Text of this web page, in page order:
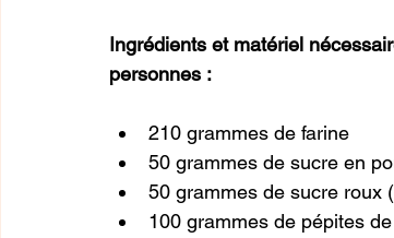
Ingrédients et matériel
personnes :
210 grammes de farine
50 grammes de sucre en
50 grammes de sucre roux
100 grammes de pépites